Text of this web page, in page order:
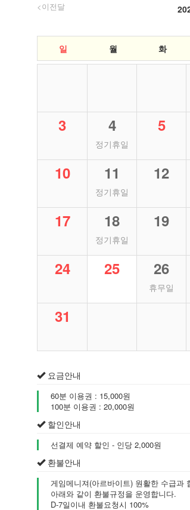
<이전달
일 월 화
3 4
정기휴일
5
10 11
정기휴일
12
17 18
정기휴일
19
24 25 26
휴무일
31
요금안내
60분 이용권 : 15,000원
100분 이용권 : 20,000원
할인안내
선결제 예약 할인 - 인당 2,000원
환불안내
게임메니져(아르바이트) 원활한 수급과
아래와 같이 환불규정을 운영합니다.
D-7일이내 환불요청시 100%